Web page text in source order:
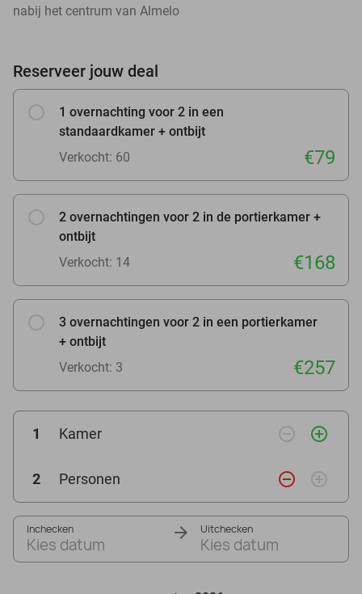
nabij het centrum van Almelo
Reserveer jouw deal
1 overnachting voor 2 in een
standaardkamer + ontbijt
Verkocht: 60
€79
2 overnachtingen voor 2 in de portierkamer +
ontbijt
Verkocht: 14
€168
3 overnachtingen voor 2 in een portierkamer
+ ontbijt
Verkocht: 3
€257
1 Kamer remove_circle_outline add_circle_outline
2 Personen remove_circle_outline add_circle_outline
Inchecken
Kies datum
Uitchecken
Kies datum